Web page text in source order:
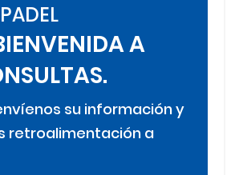
A
su información y
retroalimentación a